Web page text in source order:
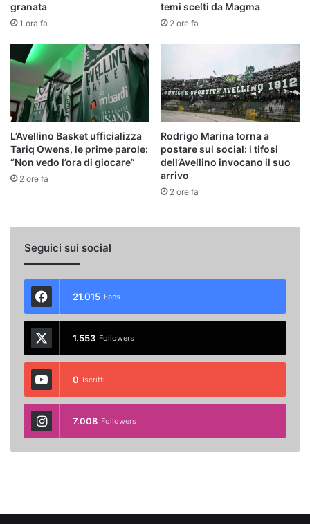
granata
1 ora fa
temi scelti da Magma
2 ore fa
L’Avellino Basket ufficializza
Tariq Owens, le prime parole:
“Non vedo l’ora di giocare”
2 ore fa
Rodrigo Marina torna a
postare sui social: i tifosi
dell’Avellino invocano il suo
arrivo
2 ore fa
Seguici sui social
21.015 Fans
1.553 Followers
0 Iscritti
7.008 Followers